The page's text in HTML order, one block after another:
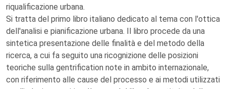
riqualificazione urbana.
Si tratta del primo libro italiano dedicato al tema con l'ottica
dell'analisi e pianificazione urbana. Il libro procede da una
sintetica presentazione delle finalità e del metodo della
ricerca, a cui fa seguito una ricognizione delle posizioni
teoriche sulla gentrification note in ambito internazionale,
con riferimento alle cause del processo e ai metodi utilizzati